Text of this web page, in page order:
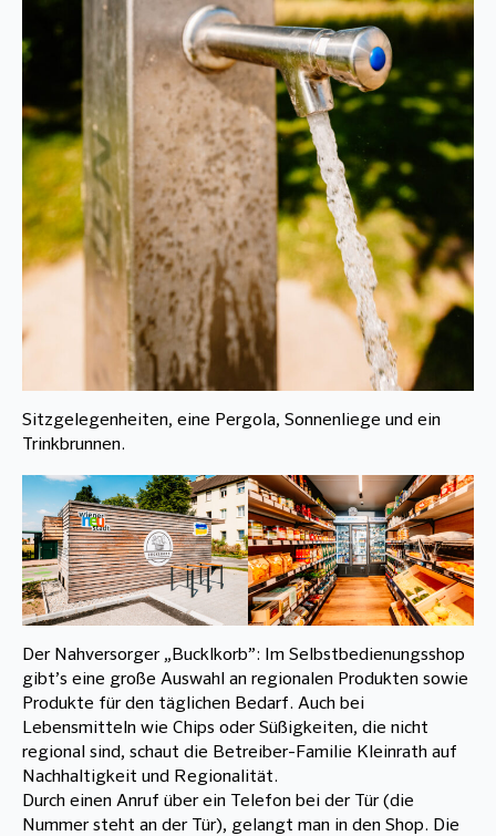
Sitzgelegenheiten, eine Pergola, Sonnenliege und ein
Trinkbrunnen.
Der Nahversorger „Bucklkorb”: Im Selbstbedienungsshop
gibt’s eine große Auswahl an regionalen Produkten sowie
Produkte für den täglichen Bedarf. Auch bei
Lebensmitteln wie Chips oder Süßigkeiten, die nicht
regional sind, schaut die Betreiber-Familie Kleinrath auf
Nachhaltigkeit und Regionalität.
Durch einen Anruf über ein Telefon bei der Tür (die
Nummer steht an der Tür), gelangt man in den Shop. Die